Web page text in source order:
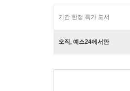
기간 한정 특가 도서
오직, 예스24에서만